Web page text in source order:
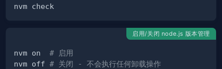
启用/关闭 node.js 版本管理
nvm on # 启用
nvm off # 关闭 - 不会执行任何卸载操作